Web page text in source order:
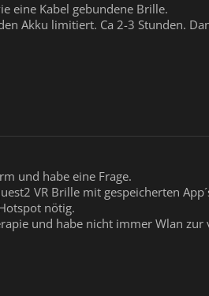
eine Kabel gebundene Brille.
Akku limitiert. Ca 2-3 Stunden.
und habe eine Frage.
VR Brille mit gespeicherten
nötig.
und habe nicht immer Wlan zur